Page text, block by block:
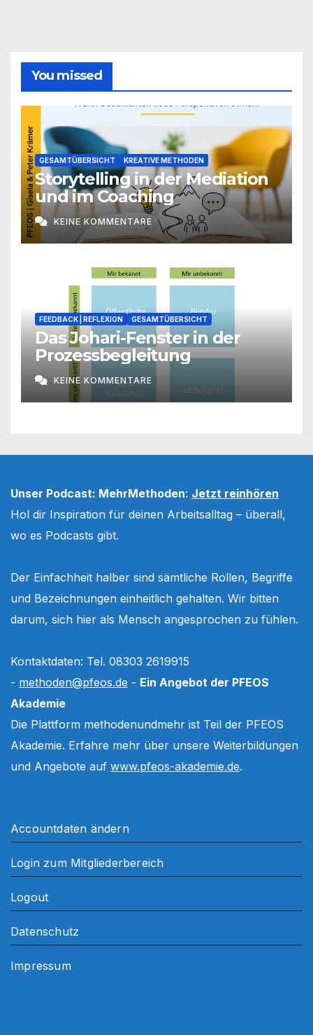
You missed
GESAMTÜBERSICHT KREATIVE METHODEN
Storytelling in der Mediation
und im Coaching
KEINE KOMMENTARE
FEEDBACK | REFLEXION GESAMTÜBERSICHT
Das Johari-Fenster in der
Prozessbegleitung
KEINE KOMMENTARE
Unser Podcast: MehrMethoden: Jetzt reinhören
Hol dir Inspiration für deinen Arbeitsalltag – überall,
wo es Podcasts gibt.
Der Einfachheit halber sind sämtliche Rollen, Begriffe
und Bezeichnungen einheitlich gehalten. Wir bitten
darum, sich hier als Mensch angesprochen zu fühlen.
Kontaktdaten: Tel. 08303 2619915
- methoden@pfeos.de - Ein Angebot der PFEOS
Akademie
Die Plattform methodenundmehr ist Teil der PFEOS
Akademie. Erfahre mehr über unsere Weiterbildungen
und Angebote auf www.pfeos-akademie.de.
Accountdaten ändern
Login zum Mitgliederbereich
Logout
Datenschutz
Impressum